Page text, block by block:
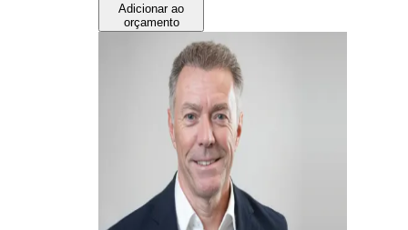
Adicionar ao
orçamento